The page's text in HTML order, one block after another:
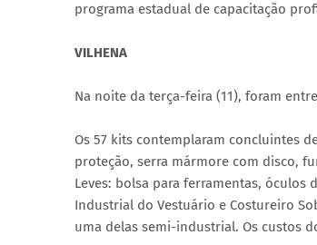
programa estadual de capacitação
VILHENA
Na noite da terça-feira (11), foram
Os 57 kits contemplaram concluintes
proteção, serra mármore com disco,
Leves: bolsa para ferramentas,
Industrial do Vestuário e Costureiro
uma delas semi-industrial. Os custos